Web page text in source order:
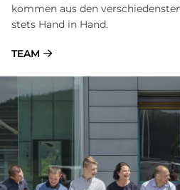
kommen aus den
stets Hand in Hand.
TEAM